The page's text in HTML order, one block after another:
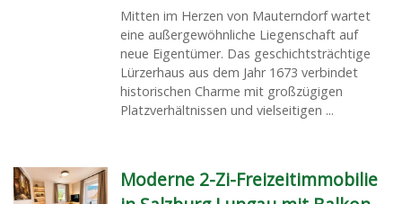
Mitten im Herzen von Mauterndorf wartet
eine außergewöhnliche Liegenschaft auf
neue Eigentümer. Das geschichtsträchtige
Lürzerhaus aus dem Jahr 1673 verbindet
historischen Charme mit großzügigen
Platzverhältnissen und vielseitigen ...
Moderne 2-Zi-Freizeitimmobilie